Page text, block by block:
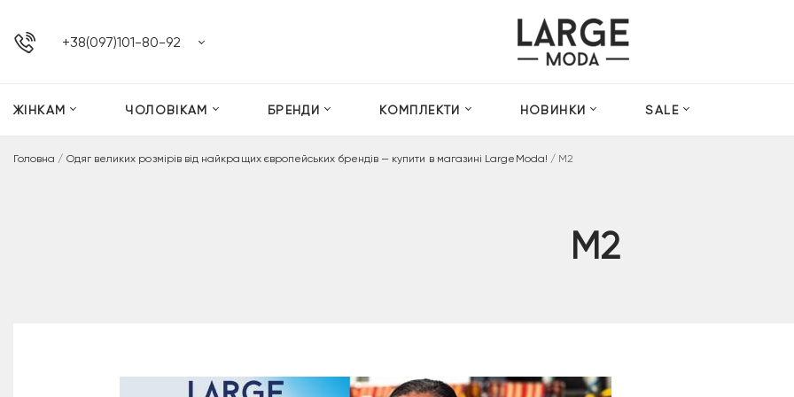
+38(097)101-80-92
ЖІНКАМ ЧОЛОВІКАМ БРЕНДИ КОМПЛЕКТИ НОВИНКИ SALE
Головна / Одяг великих розмірів від найкращих європейських брендів — купити в магазині LargeModa! / M2
M2